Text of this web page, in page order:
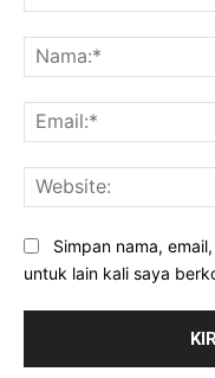
Simpan nama,
untuk lain kali saya